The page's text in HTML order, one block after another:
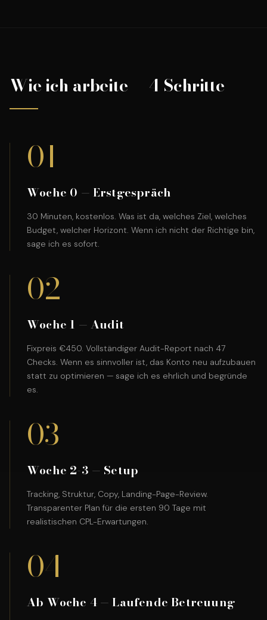
Wie ich arbeite — 4 Schritte
01
Woche 0 — Erstgespräch
30 Minuten, kostenlos. Was ist da, welches Ziel, welches
Budget, welcher Horizont. Wenn ich nicht der Richtige bin,
sage ich es sofort.
02
Woche 1 — Audit
Fixpreis €450. Vollständiger Audit-Report nach 47
Checks. Wenn es sinnvoller ist, das Konto neu aufzubauen
statt zu optimieren — sage ich es ehrlich und begründe
es.
03
Woche 2-3 — Setup
Tracking, Struktur, Copy, Landing-Page-Review.
Transparenter Plan für die ersten 90 Tage mit
realistischen CPL-Erwartungen.
04
Ab Woche 4 — Laufende Betreuung